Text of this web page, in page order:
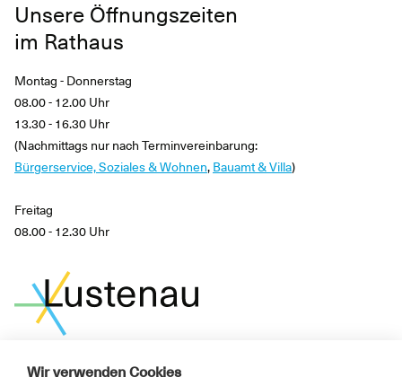
Wir verwenden Cookies
Unsere Öffnungszeiten
im Rathaus
Montag - Donnerstag
08.00 - 12.00 Uhr
13.30 - 16.30 Uhr
(Nachmittags nur nach Terminvereinbarung:
Bürgerservice, Soziales & Wohnen, Bauamt & Villa)
Freitag
08.00 - 12.30 Uhr